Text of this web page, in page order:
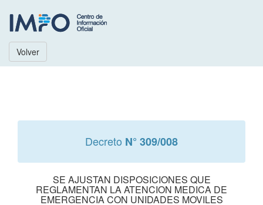
Volver
Decreto N° 309/008
SE AJUSTAN DISPOSICIONES QUE
REGLAMENTAN LA ATENCION MEDICA DE
EMERGENCIA CON UNIDADES MOVILES